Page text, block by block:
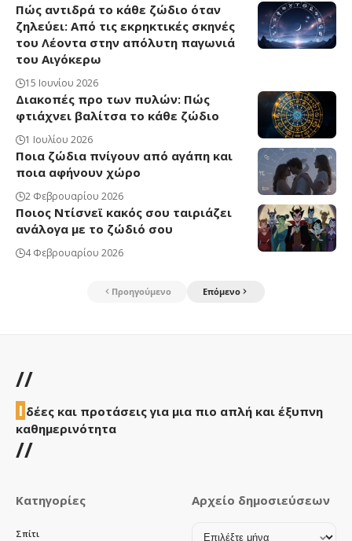
Πώς αντιδρά το κάθε ζώδιο όταν
ζηλεύει: Από τις εκρηκτικές σκηνές
του Λέοντα στην απόλυτη παγωνιά
του Αιγόκερω
15 Ιουνίου 2026
Διακοπές προ των πυλών: Πώς
φτιάχνει βαλίτσα το κάθε ζώδιο
1 Ιουλίου 2026
Ποια ζώδια πνίγουν από αγάπη και
ποια αφήνουν χώρο
2 Φεβρουαρίου 2026
Ποιος Ντίσνεϊ κακός σου ταιριάζει
ανάλογα με το ζώδιό σου
4 Φεβρουαρίου 2026
Προηγούμενο Επόμενο
//
Ι δέες και προτάσεις για μια πιο απλή και έξυπνη
καθημερινότητα
//
Κατηγορίες
Σπίτι
Αρχείο δημοσιεύσεων
Αρχείο